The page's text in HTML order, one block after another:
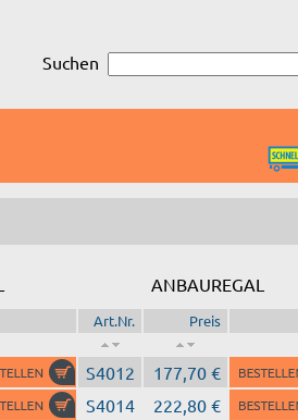
Suchen
ANBAUREGAL
Art.Nr. Preis
S4012
177,70 €
S4014
222,80 €